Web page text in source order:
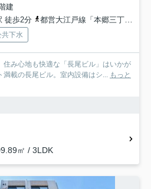
建
徒歩2分
都営大江戸線「本郷三丁目」駅 徒歩2分
共下水
住み心地も快適な「長尾ビル」はいかが
載の長尾ビル。室内設備はシ... もっと
㎡ / 3LDK